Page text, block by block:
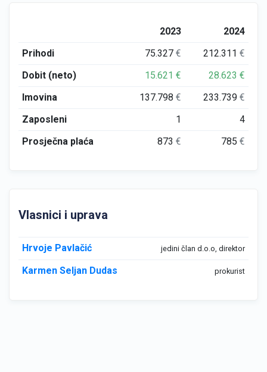
2023
2024
Prihodi
75.327€ 212.311€
Dobit (neto)
15.621€ 28.623€
Imovina
137.798€ 233.739€
Zaposleni
1
4
Prosječna plaća
873€ 785€
Vlasnici i uprava
Hrvoje Pavlačić jedini član d.o.o, direktor
Karmen Seljan Dudas prokurist